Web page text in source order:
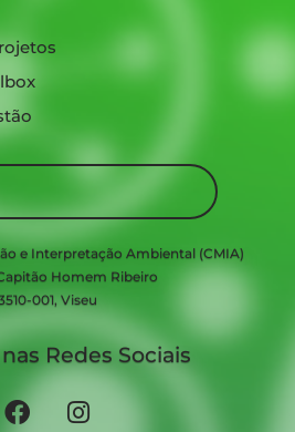
e Interpretação Ambiental (CMIA)
Homem Ribeiro
001, Viseu
Redes Sociais